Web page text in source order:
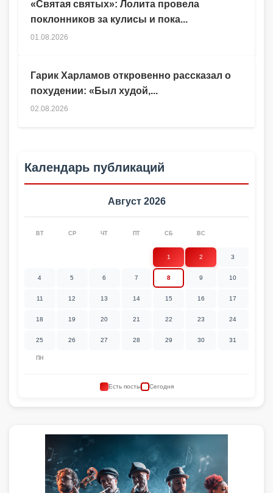
Гарик Харламов откровенно рассказал о
похудении: «Был худой,...
02.08.2026
«Святая святых»: Лолита провела
поклонников за кулисы и пока...
01.08.2026
Календарь публикаций
Август 2026
ПН
ВТ СР ЧТ ПТ СБ ВС
1 2 3
4 5 6 7 8 9 10
11 12 13 14 15 16 17
18 19 20 21 22 23 24
25 26 27 28 29 30 31
Есть посты Сегодня